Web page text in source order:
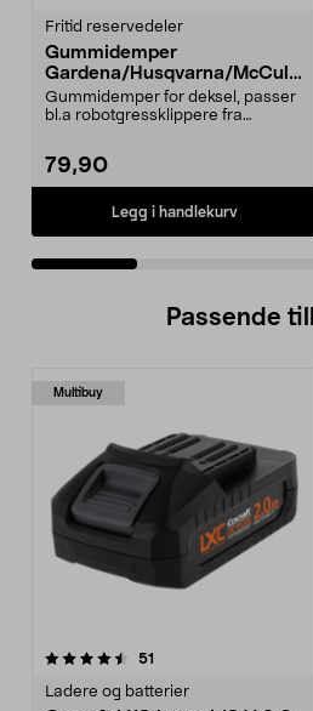
Fritid reservedeler
Gummidemper
Gardena/Husqvarna/McCullo
ch/Flymo
Gummidemper for deksel, passer
bl.a robotgressklippere fra
79,90
Legg i handlekurv
Passende
Multibuy
51
Ladere og batterier
4.5av 5 stjerner